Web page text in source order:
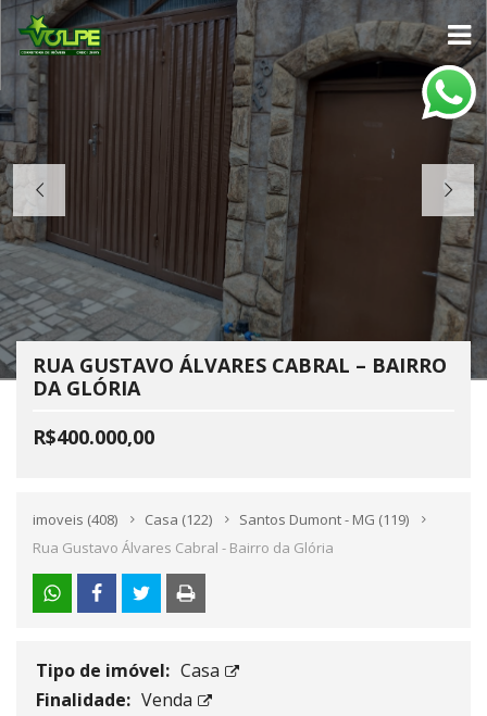
RUA GUSTAVO ÁLVARES CABRAL – BAIRRO
DA GLÓRIA
R$400.000,00
imoveis (408) Casa (122) Santos Dumont - MG (119)
Rua Gustavo Álvares Cabral - Bairro da Glória
Tipo de imóvel: Casa
Finalidade: Venda